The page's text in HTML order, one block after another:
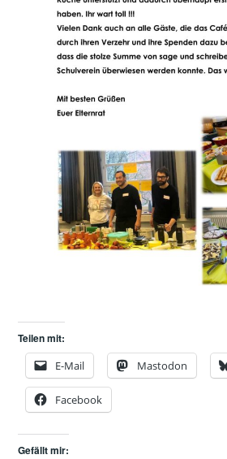
Teilen mit:
E-Mail
Mastodon
Facebook
Gefällt mir: